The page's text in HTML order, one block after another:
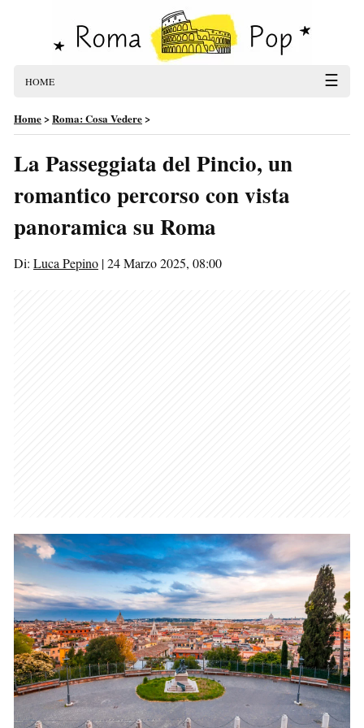
HOME ☰
Home>Roma: Cosa Vedere>
La Passeggiata del Pincio, un
romantico percorso con vista
panoramica su Roma
Di: Luca Pepino |24 Marzo 2025, 08:00